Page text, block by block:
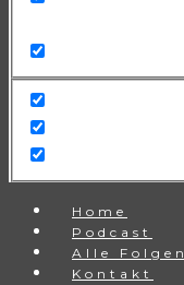
Home
Podcast
Alle Folgen
Kontakt